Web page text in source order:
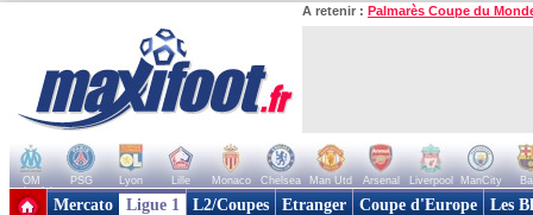
A retenir : Palmarès Coupe du
OM PSG Lyon Lille Monaco Chelsea Man Utd Arsenal Liverpool ManCity
+ de clubs
Mercato Ligue 1 L2/Coupes Etranger Coupe d'Europe Les